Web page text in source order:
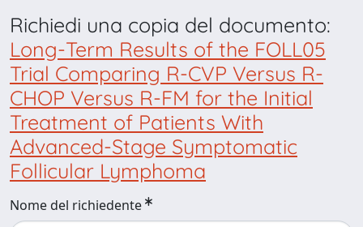
Richiedi una copia del documento:
Long-Term Results of the FOLL05
Trial Comparing R-CVP Versus R-
CHOP Versus R-FM for the Initial
Treatment of Patients With
Advanced-Stage Symptomatic
Follicular Lymphoma
Nome del richiedente